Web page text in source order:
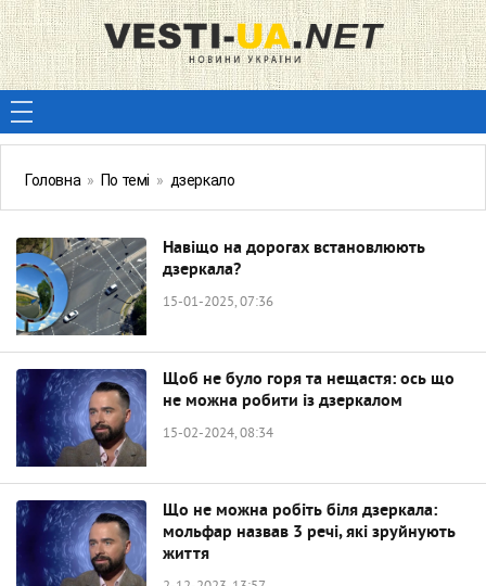
Головна » По темі » дзеркало
Навіщо на дорогах встановлюють
дзеркала?
15-01-2025, 07:36
Щоб не було горя та нещастя: ось що
не можна робити із дзеркалом
15-02-2024, 08:34
Що не можна робіть біля дзеркала:
мольфар назвав 3 речі, які зруйнують
життя